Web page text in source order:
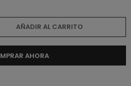
AÑADIR AL CARRITO
AHORA